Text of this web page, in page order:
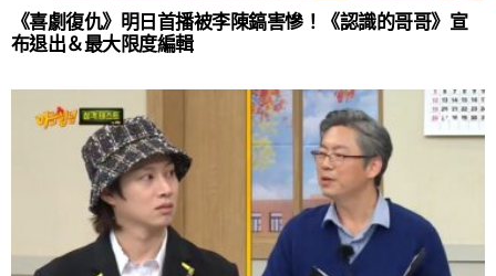
《喜劇復仇》明日首播被李陳鎬害慘！《認識的哥哥》宣
布退出＆最大限度編輯